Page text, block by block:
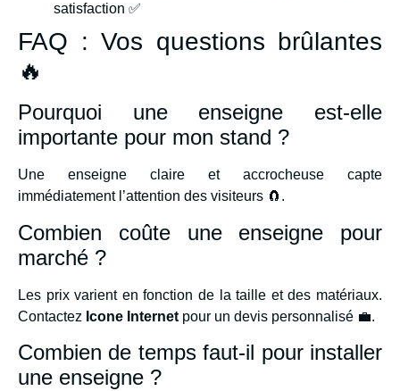
satisfaction ✅
FAQ : Vos questions brûlantes
🔥
Pourquoi une enseigne est-elle
importante pour mon stand ?
Une enseigne claire et accrocheuse capte
immédiatement l’attention des visiteurs 🧲.
Combien coûte une enseigne pour
marché ?
Les prix varient en fonction de la taille et des matériaux.
Contactez Icone Internet pour un devis personnalisé 💼.
Combien de temps faut-il pour installer
une enseigne ?